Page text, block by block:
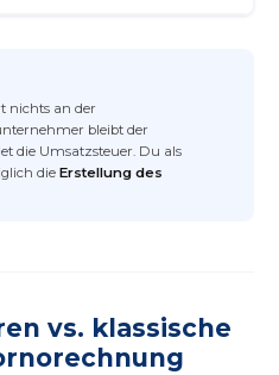
nichts an der
bleibt der
die Umsatzsteuer. Du als
dieErstellung des
vs. klassische